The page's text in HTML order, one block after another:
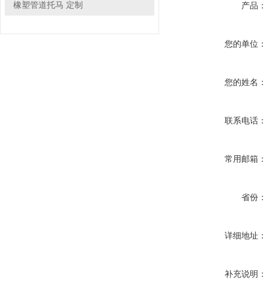
橡塑管道托马 定制
产品：
您的单位：
您的姓名：
联系电话：
常用邮箱：
省份：
详细地址：
补充说明：